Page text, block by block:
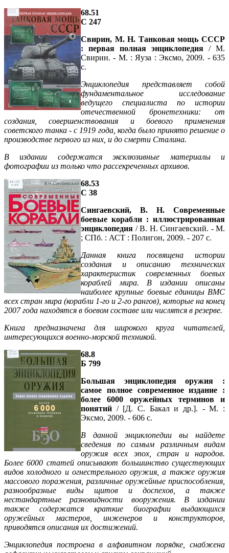
68.51
С 247
Свирин, М. Н. Танковая мощь СССР
: первая полная энциклопедия / М.
Свирин. - М. : Яуза : Эксмо, 2009. - 635
с.
Энциклопедия представляет собой
фундаментальное исследование
ведущего специалиста по истории
отечественной бронетехники: от
создания, совершенствования и боевого применения
советского танка - с 1919 года, когда было принято решение о
производстве первого из них, и до смерти Сталина.
В издании содержатся эксклюзивные материалы и
фотографии из только что рассекреченных архивов.
68.53
С 38
Сингаевский, В. Н. Современные
боевые корабли : иллюстрированная
энциклопедия / В. Н. Сингаевский. - М.
; СПб. : АСТ : Полигон, 2009. - 207 с.
Данная книга посвящена истории
создания и описанию технических
характеристик современных боевых
кораблей мира. В издании описаны
наиболее крупные боевые единицы ВМС
всех стран мира (корабли 1-го и 2-го рангов), которые на конец
2007 года находятся в боевом составе или числятся в резерве.
Книга предназначена для широкого круга читателей,
интересующихся военно-морской техникой.
68.8
Б 799
Большая энциклопедия оружия :
самое полное современное издание :
более 6000 оружейных терминов и
понятий / [Д. С. Бакал и др.]. - М. :
Эксмо, 2009. - 606 с.
В данной энциклопедии вы найдете
сведения по самым различным видам
оружия всех эпох, стран и народов.
Более 6000 статей описывают большинство существующих
видов холодного и огнестрельного оружия, а также оружия
массового поражения, различные оружейные приспособления,
разнообразные виды щитов и доспехов, а также
нестандартные разновидности вооружения. В издании
также содержатся краткие биографии выдающихся
оружейных мастеров, инженеров и конструкторов,
приводятся описания их достижений.
Энциклопедия построена в алфавитном порядке, снабжена